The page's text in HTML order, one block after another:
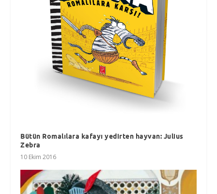
Bütün Romalılara kafayı yedirten hayvan: Julius
Zebra
10 Ekim 2016